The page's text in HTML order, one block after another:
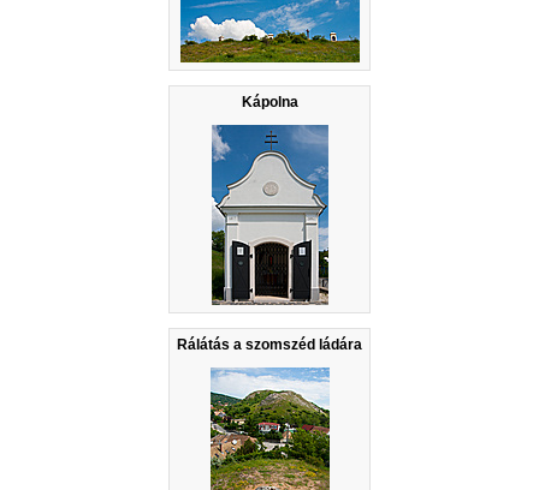
Kápolna
Rálátás a szomszéd ládára